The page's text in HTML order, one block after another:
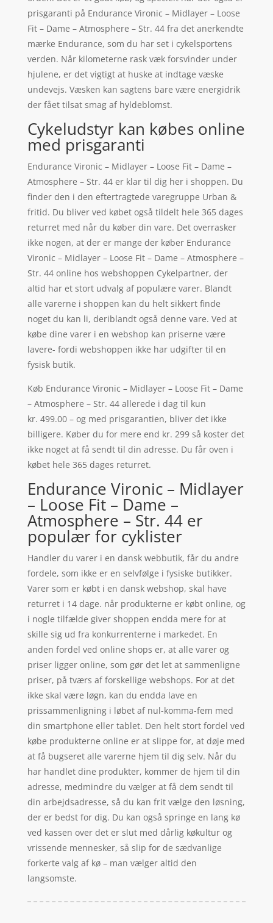
prisgaranti på Endurance Vironic – Midlayer – Loose
Fit – Dame – Atmosphere – Str. 44 fra det anerkendte
mærke Endurance, som du har set i cykelsportens
verden. Når kilometerne rask væk forsvinder under
hjulene, er det vigtigt at huske at indtage væske
undevejs. Væsken kan sagtens bare være energidrik
der fået tilsat smag af hyldeblomst.
Cykeludstyr kan købes online
med prisgaranti
Endurance Vironic – Midlayer – Loose Fit – Dame –
Atmosphere – Str. 44 er klar til dig her i shoppen. Du
finder den i den eftertragtede varegruppe Urban &
fritid. Du bliver ved købet også tildelt hele 365 dages
returret med når du køber din vare. Det overrasker
ikke nogen, at der er mange der køber Endurance
Vironic – Midlayer – Loose Fit – Dame – Atmosphere –
Str. 44 online hos webshoppen Cykelpartner, der
altid har et stort udvalg af populære varer. Blandt
alle varerne i shoppen kan du helt sikkert finde
noget du kan li, deriblandt også denne vare. Ved at
købe dine varer i en webshop kan priserne være
lavere- fordi webshoppen ikke har udgifter til en
fysisk butik.
Køb Endurance Vironic – Midlayer – Loose Fit – Dame
– Atmosphere – Str. 44 allerede i dag til kun
kr. 499.00 – og med prisgarantien, bliver det ikke
billigere. Køber du for mere end kr. 299 så koster det
ikke noget at få sendt til din adresse. Du får oven i
købet hele 365 dages returret.
Endurance Vironic – Midlayer
– Loose Fit – Dame –
Atmosphere – Str. 44 er
populær for cyklister
Handler du varer i en dansk webbutik, får du andre
fordele, som ikke er en selvfølge i fysiske butikker.
Varer som er købt i en dansk webshop, skal have
returret i 14 dage. når produkterne er købt online, og
i nogle tilfælde giver shoppen endda mere for at
skille sig ud fra konkurrenterne i markedet. En
anden fordel ved online shops er, at alle varer og
priser ligger online, som gør det let at sammenligne
priser, på tværs af forskellige webshops. For at det
ikke skal være løgn, kan du endda lave en
prissammenligning i løbet af nul-komma-fem med
din smartphone eller tablet. Den helt stort fordel ved
købe produkterne online er at slippe for, at døje med
at få bugseret alle varerne hjem til dig selv. Når du
har handlet dine produkter, kommer de hjem til din
adresse, medmindre du vælger at få dem sendt til
din arbejdsadresse, så du kan frit vælge den løsning,
der er bedst for dig. Du kan også springe en lang kø
ved kassen over det er slut med dårlig køkultur og
vrissende mennesker, så slip for de sædvanlige
forkerte valg af kø – man vælger altid den
langsomste.